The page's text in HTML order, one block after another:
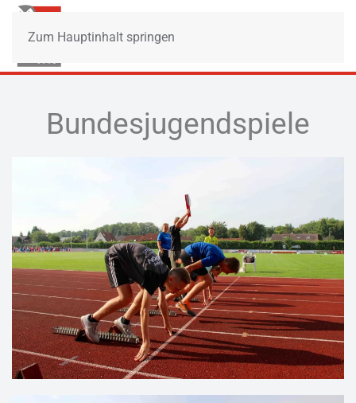
Zum Hauptinhalt springen
Bundesjugendspiele
VERGRÖSSERN